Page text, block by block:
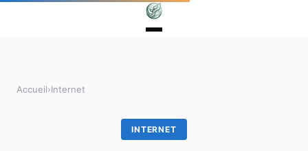
Accueil›Internet
INTERNET